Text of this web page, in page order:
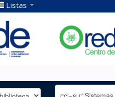
Listas